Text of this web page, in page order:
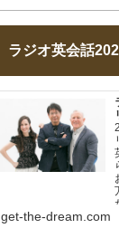
ラジオ英会話
get-the-dream.com